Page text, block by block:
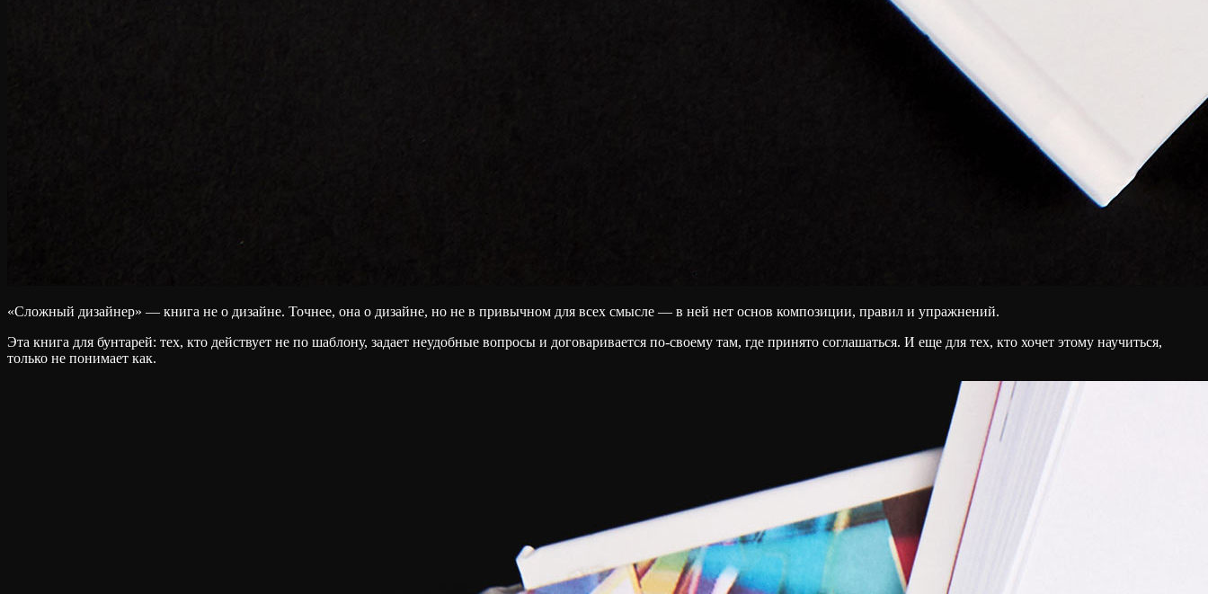
«Сложный дизайнер» — книга не о дизайне. Точнее, она о дизайне, но не в привычном для всех смысле — в ней нет основ композиции, правил и упражнений.
Эта книга для бунтарей: тех, кто действует не по шаблону, задает неудобные вопросы и договаривается по-своему там, где принято соглашаться. И еще для тех, кто хочет этому научиться,
только не понимает как.